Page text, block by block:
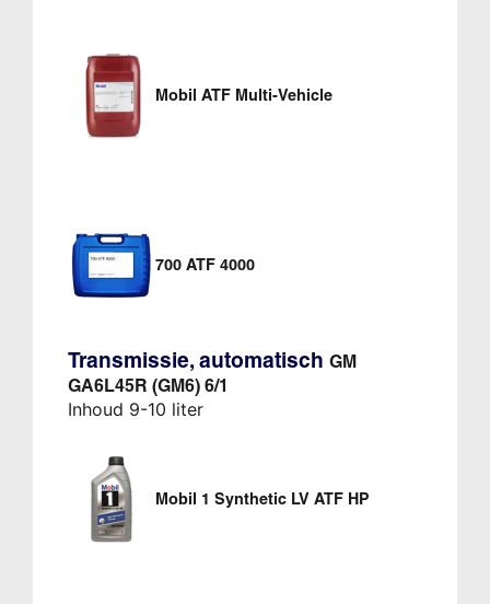
Mobil ATF Multi-Vehicle
700 ATF 4000
Transmissie, automatisch GM
GA6L45R (GM6) 6/1
Inhoud 9-10 liter
Mobil 1 Synthetic LV ATF HP